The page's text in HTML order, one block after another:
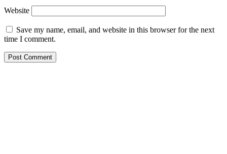
Website
Save my name, email, and website in this browser for the next
time I comment.